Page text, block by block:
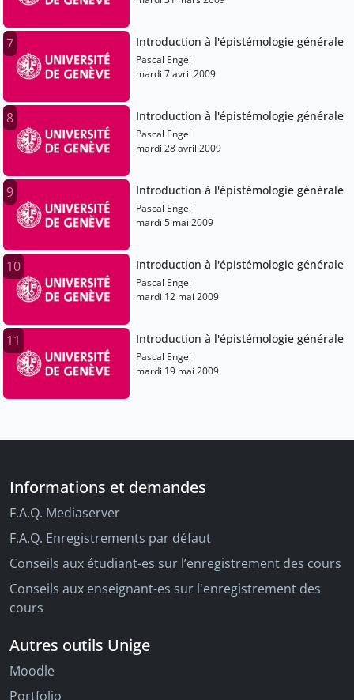
7 Introduction à l'épistémologie générale
Pascal Engel
mardi 7 avril 2009
8 Introduction à l'épistémologie générale
Pascal Engel
mardi 28 avril 2009
9 Introduction à l'épistémologie générale
Pascal Engel
mardi 5 mai 2009
10 Introduction à l'épistémologie générale
Pascal Engel
mardi 12 mai 2009
11 Introduction à l'épistémologie générale
Pascal Engel
mardi 19 mai 2009
Informations et demandes
F.A.Q. Mediaserver
F.A.Q. Enregistrements par défaut
Conseils aux étudiant-es sur l’enregistrement des cours
Conseils aux enseignant-es sur l'enregistrement des
cours
Autres outils Unige
Moodle
Portfolio